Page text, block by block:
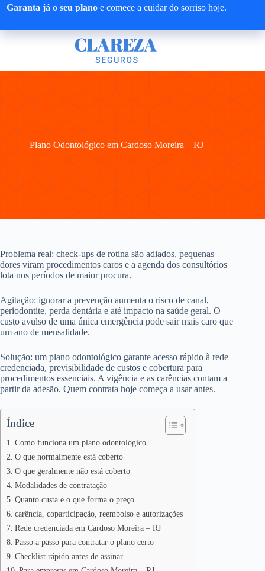
Pular
Garanta já o seu plano e comece a cuidar do sorriso hoje.
Plano Odontológico em Cardoso Moreira – RJ
Problema real: check-ups de rotina são adiados, pequenas
dores viram procedimentos caros e a agenda dos consultórios
lota nos períodos de maior procura.
Agitação: ignorar a prevenção aumenta o risco de canal,
periodontite, perda dentária e até impacto na saúde geral. O
custo avulso de uma única emergência pode sair mais caro que
um ano de mensalidade.
Solução: um plano odontológico garante acesso rápido à rede
credenciada, previsibilidade de custos e cobertura para
procedimentos essenciais. A vigência e as carências contam a
partir da adesão. Quem contrata hoje começa a usar antes.
Índice
Como funciona um plano odontológico
O que normalmente está coberto
O que geralmente não está coberto
Modalidades de contratação
Quanto custa e o que forma o preço
carência, coparticipação, reembolso e autorizações
Rede credenciada em Cardoso Moreira – RJ
Passo a passo para contratar o plano certo
Checklist rápido antes de assinar